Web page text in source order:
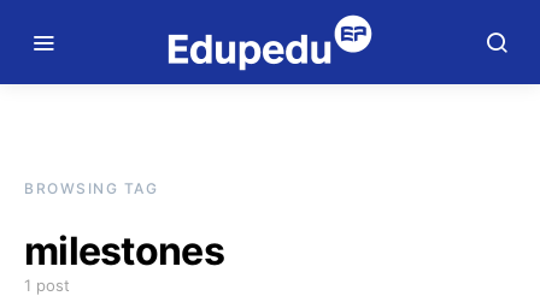
BROWSING TAG
milestones
1 post